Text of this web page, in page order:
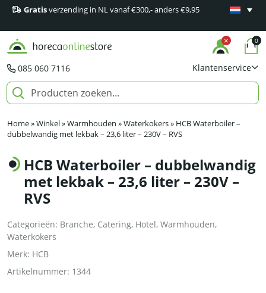
Gratisverzending in NL vanaf €300,- anders €9,95
Minimaal
085 060 7116 Klantenservice
0
Home»Winkel»Warmhouden »Waterkokers» HCB Waterboiler –
dubbelwandig met lekbak – 23,6 liter – 230V – RVS
HCB Waterboiler – dubbelwandig
met lekbak – 23,6 liter – 230V –
RVS
Categorieën: Branche, Catering, Hotel, Warmhouden,
Waterkokers
Merk: HCB
Artikelnummer: 1344